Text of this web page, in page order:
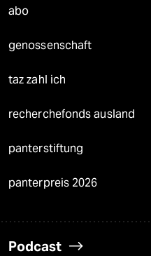
abo
genossenschaft
taz zahl ich
recherchefonds ausland
panterstiftung
panterpreis 2026
Podcast